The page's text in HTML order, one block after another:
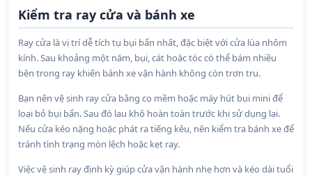
Kiểm tra ray cửa và bánh xe
Ray cửa là vị trí dễ tích tụ bụi bẩn nhất, đặc biệt với cửa lùa nhôm
kính. Sau khoảng một năm, bụi, cát hoặc tóc có thể bám nhiều
bên trong ray khiến bánh xe vận hành không còn trơn tru.
Bạn nên vệ sinh ray cửa bằng cọ mềm hoặc máy hút bụi mini để
loại bỏ bụi bẩn. Sau đó lau khô hoàn toàn trước khi sử dụng lại.
Nếu cửa kéo nặng hoặc phát ra tiếng kêu, nên kiểm tra bánh xe để
tránh tình trạng mòn lệch hoặc kẹt ray.
Việc vệ sinh ray định kỳ giúp cửa vận hành nhẹ hơn và kéo dài tuổi